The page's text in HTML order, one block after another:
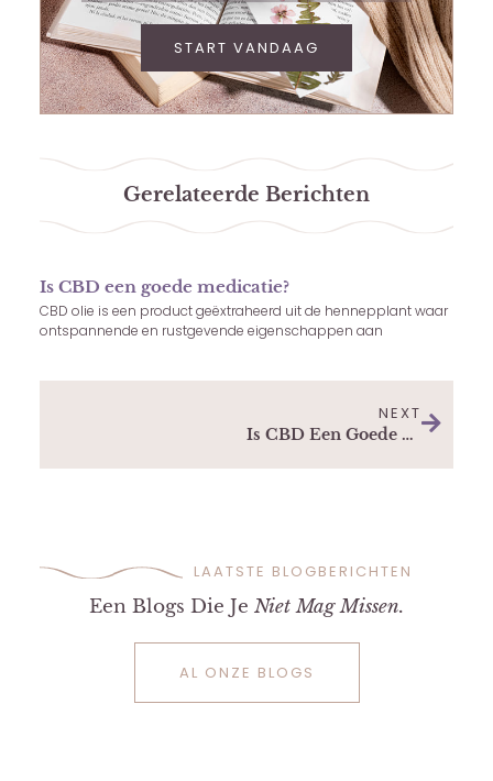
START VANDAAG
Gerelateerde Berichten
Is CBD een goede medicatie?
CBD olie is een product geëxtraheerd uit de hennepplant waar
ontspannende en rustgevende eigenschappen aan
NEXT
Is CBD Een Goede Medicatie?
LAATSTE BLOGBERICHTEN
Een Blogs Die Je Niet Mag Missen.
AL ONZE BLOGS